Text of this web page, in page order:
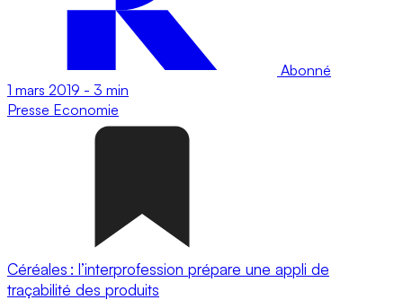
Abonné
1 mars 2019 - 3 min
Presse Economie
Céréales : l’interprofession prépare une appli de
traçabilité des produits